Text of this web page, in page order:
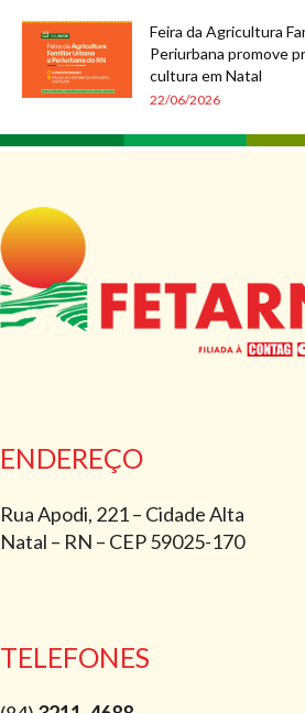
Feira da Agricultura
Periurbana promove
cultura em Natal
22/06/2026
ENDEREÇO
Rua Apodi, 221 – Cidade Alta
Natal – RN – CEP 59025-170
TELEFONES